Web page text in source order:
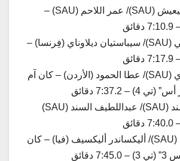
05- عبدالعزيز اليعيش (SAU)/ عمر اللاحم (SAU) –
06- خالد الفريحي (SAU)/ سيباستيان ديلاوناي (فِرنسا) –
07- سعيد الموري (SAU)/ عطا الحمود (الأردن) – كان آم
7:37.2 دقائق
08- عبد الله السند (SAU)/ عبداللطيف السند (SAU)
09- حمد الحربي (SAU)/ أليكساندر أليكسيف (فيا) – كان